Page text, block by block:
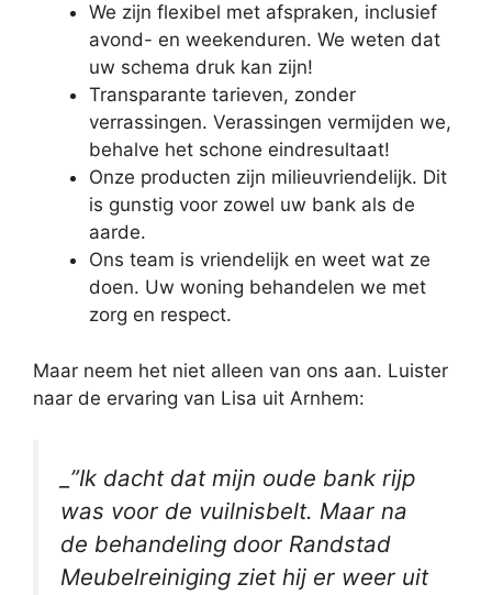
We zijn flexibel met afspraken, inclusief
avond- en weekenduren. We weten dat
uw schema druk kan zijn!
Transparante tarieven, zonder
verrassingen. Verassingen vermijden we,
behalve het schone eindresultaat!
Onze producten zijn milieuvriendelijk. Dit
is gunstig voor zowel uw bank als de
aarde.
Ons team is vriendelijk en weet wat ze
doen. Uw woning behandelen we met
zorg en respect.
Maar neem het niet alleen van ons aan. Luister
naar de ervaring van Lisa uit Arnhem:
_”Ik dacht dat mijn oude bank rijp
was voor de vuilnisbelt. Maar na
de behandeling door Randstad
Meubelreiniging ziet hij er weer uit